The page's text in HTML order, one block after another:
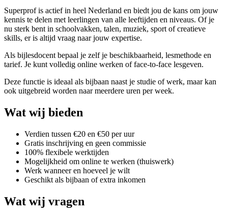
Superprof is actief in heel Nederland en biedt jou de kans om jouw
kennis te delen met leerlingen van alle leeftijden en niveaus. Of je
nu sterk bent in schoolvakken, talen, muziek, sport of creatieve
skills, er is altijd vraag naar jouw expertise.
Als bijlesdocent bepaal je zelf je beschikbaarheid, lesmethode en
tarief. Je kunt volledig online werken of face-to-face lesgeven.
Deze functie is ideaal als bijbaan naast je studie of werk, maar kan
ook uitgebreid worden naar meerdere uren per week.
Wat wij bieden
Verdien tussen €20 en €50 per uur
Gratis inschrijving en geen commissie
100% flexibele werktijden
Mogelijkheid om online te werken (thuiswerk)
Werk wanneer en hoeveel je wilt
Geschikt als bijbaan of extra inkomen
Wat wij vragen